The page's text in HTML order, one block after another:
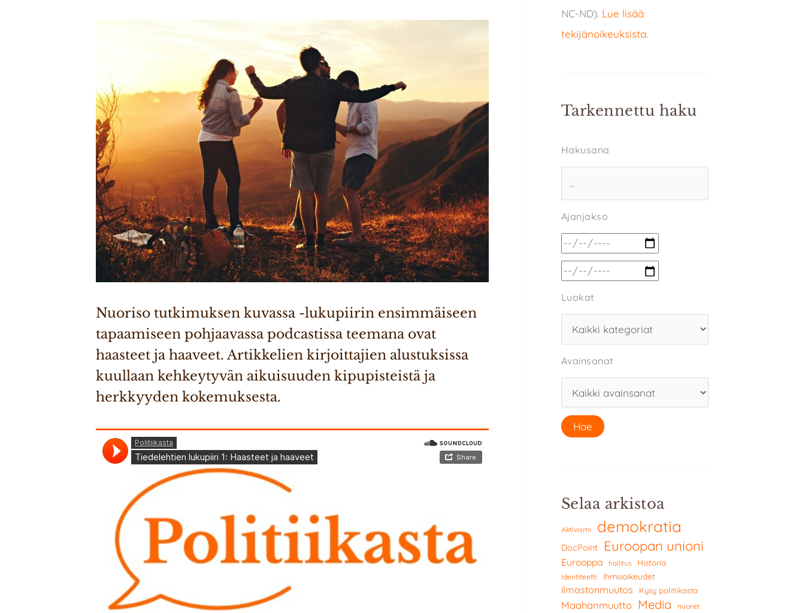
Nuoriso tutkimuksen kuvassa -lukupiirin ensimmäiseen
tapaamiseen pohjaavassa podcastissa teemana ovat
haasteet ja haaveet. Artikkelien kirjoittajien alustuksissa
kuullaan kehkeytyvän aikuisuuden kipupisteistä ja
herkkyyden kokemuksesta.
NC-ND). Lue lisää
tekijänoikeuksista.
Tarkennettu haku
Hakusana
Ajanjakso
Luokat
Avainsanat
Selaa arkistoa
Aktivismi demokratia
DocPoint Euroopan unioni
Eurooppa hallitus Historia
Identiteetti Ihmisoikeudet
ilmastonmuutos Kysy politiikasta
Maahanmuutto Media nuoret